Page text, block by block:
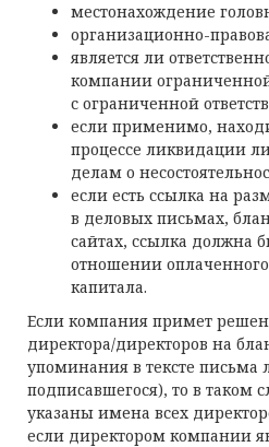
местонахождение
организационно-
является ли
компании
с ограниченной
если применимо,
процессе ликвидации
делам о
если есть ссылка на
в деловых письмах,
сайтах, ссылка должна
отношении
капитала.
Если компания примет
директора/директоров на
упоминания в тексте письма
подписавшегося), то в таком
указаны имена всех
если директором компании